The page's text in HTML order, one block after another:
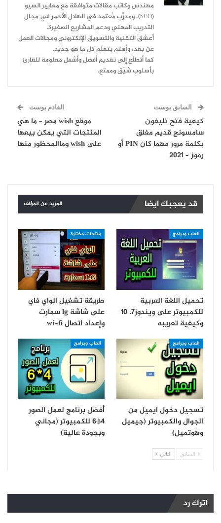
مهندس وكاتب مقالات متوافقة مع معايير السيو
(SEO)، ومُدرِّب مُعتمد في الهلال الأحمر في مجال
التدريب المهني ودعم المشاريع الصغيرة.
أعشقُ التقنية والتسويق الإلكتروني ومجالات العمل
عن بعد، وأهتم بتعلّم كل ما هو جديد.
كما أتطلّع إلى تقديم أفضل وأشمل معلومة للقارئ
بأسلوب شيّق وممتع.
السابق بوست
كيفية فتح تليفون
سامسونج قديم مغلق
بكلمة مرور مهما كان PIN أو
رموز – 2021
القادم بوست
موقع wish مصر – ما هي
المنتجات التي يمكن بيعها
على wish وماالمحظور منها
قد يعجبك ايضا المزيد عن المؤلف
العاب وبرامج
تحميل اللغة العربية
للكمبيوتر على ويندوز7، 10
وكيفية تعريبه
منتجات مختارة
طريقة تشغيل الواي فاي
على شاشة lg سمارت
و‏إعداد اتصال wi-fi
العاب وبرامج
تسجيل دخول ايميل من
الجوال والكمبيوتر (جيميل
وهوتميل)
العاب وبرامج
أفضل برنامج لعمل الصور
4*6 للكمبيوتر (مجاني
وبجودة عالية)
السابق التالي
اترك رد